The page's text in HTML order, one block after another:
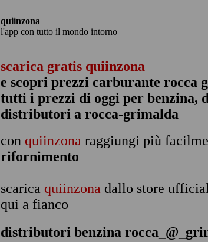
quiinzona
l'app con tutto il mondo intorno
scarica gratis quiinzona
e scopri prezzi carburante rocca
tutti i prezzi di oggi per benzina,
distributori a rocca-grimalda
con quiinzona raggiungi più
rifornimento
scarica quiinzona dallo store
qui a fianco
distributori benzina